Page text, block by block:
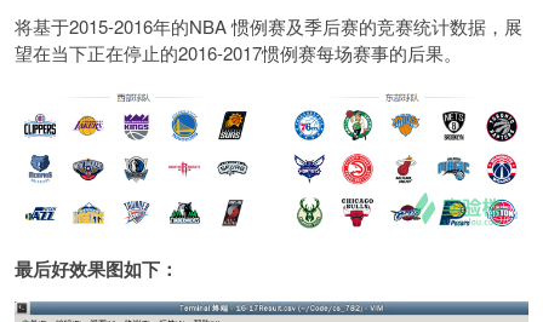
将基于2015-2016年的NBA 惯例赛及季后赛的竞赛统计数据，展
望在当下正在停止的2016-2017惯例赛每场赛事的后果。
最后好效果图如下：